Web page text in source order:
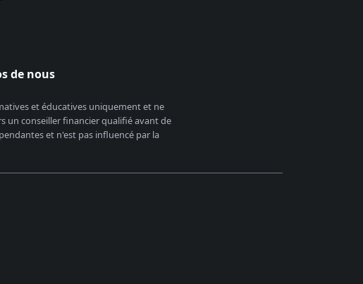
de nous
et éducatives uniquement et ne
un conseiller financier qualifié avant de
et n'est pas influencé par la